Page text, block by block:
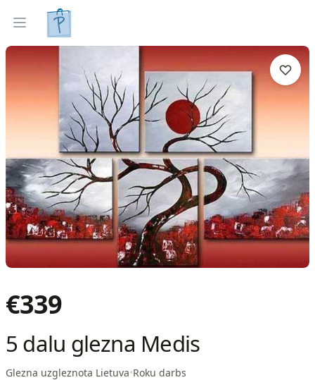
Open menu
Gleznas Izveleties pec interjera
€339
5 dalu glezna Medis
Glezna uzgleznota Lietuva•Roku darbs